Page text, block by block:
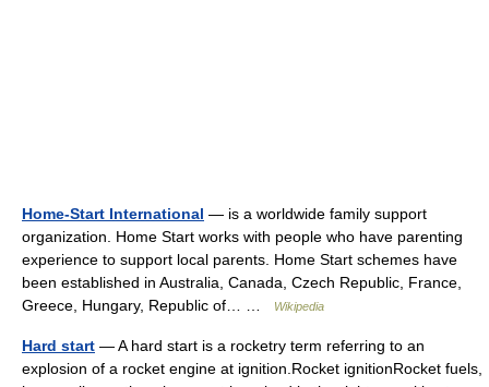
Home-Start International — is a worldwide family support
organization. Home Start works with people who have parenting
experience to support local parents. Home Start schemes have
been established in Australia, Canada, Czech Republic, France,
Greece, Hungary, Republic of… …
Wikipedia
Hard start — A hard start is a rocketry term referring to an
explosion of a rocket engine at ignition.Rocket ignitionRocket fuels,